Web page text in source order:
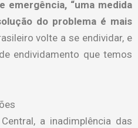
emergência, “uma medida
do problema é mais
volte a se endividar, e
endividamento que temos
a inadimplência das